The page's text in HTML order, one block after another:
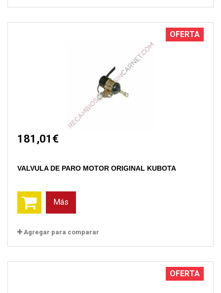
OFERTA
181,01€
VALVULA DE PARO MOTOR ORIGINAL KUBOTA
Más
Agregar para comparar
OFERTA